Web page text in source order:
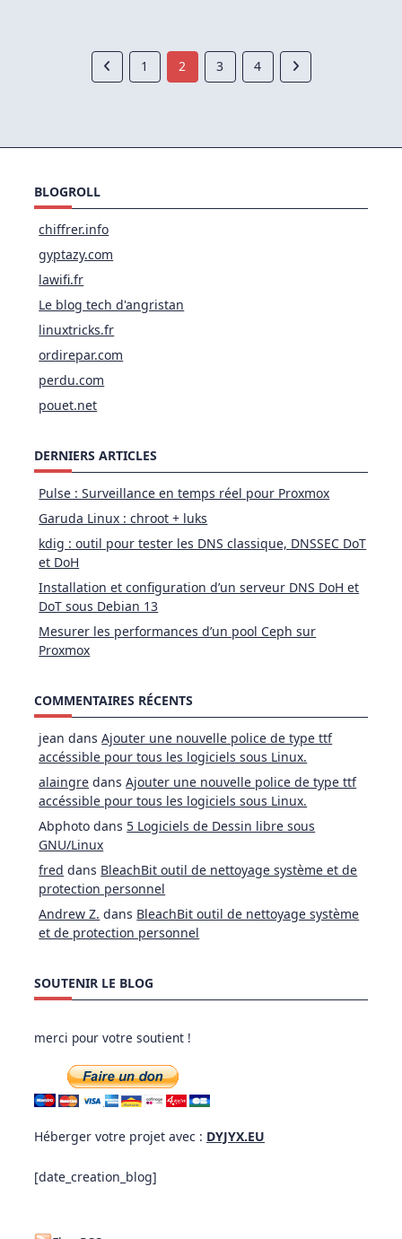
1 2 3 4
BLOGROLL
chiffrer.info
gyptazy.com
lawifi.fr
Le blog tech d'angristan
linuxtricks.fr
ordirepar.com
perdu.com
pouet.net
DERNIERS ARTICLES
Pulse : Surveillance en temps réel pour Proxmox
Garuda Linux : chroot + luks
kdig : outil pour tester les DNS classique, DNSSEC DoT
et DoH
Installation et configuration d’un serveur DNS DoH et
DoT sous Debian 13
Mesurer les performances d’un pool Ceph sur
Proxmox
COMMENTAIRES RÉCENTS
jean dansAjouter une nouvelle police de type ttf
accéssible pour tous les logiciels sous Linux.
alaingre dansAjouter une nouvelle police de type ttf
accéssible pour tous les logiciels sous Linux.
Abphoto dans 5 Logiciels de Dessin libre sous
GNU/Linux
fred dans BleachBit outil de nettoyage système et de
protection personnel
Andrew Z. dans BleachBit outil de nettoyage système
et de protection personnel
SOUTENIR LE BLOG
merci pour votre soutient !
Héberger votre projet avec : DYJYX.EU
[date_creation_blog]